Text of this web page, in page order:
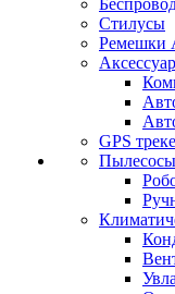
Стилусы
Ремешки
GPS
Пылесосы